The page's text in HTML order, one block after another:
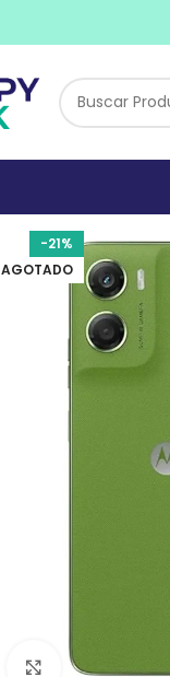
-21%
AGOTADO
Click to enlarge